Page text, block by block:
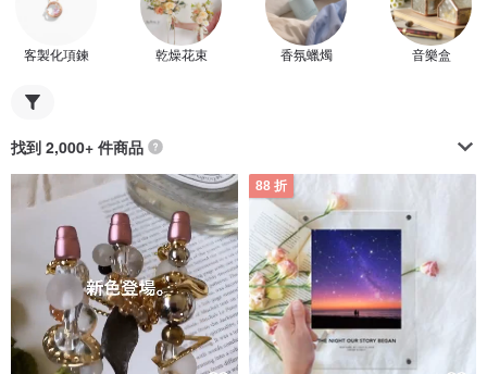
客製化項鍊 乾燥花束 香氛蠟燭 音樂盒
找到 2,000+ 件商品
88 折